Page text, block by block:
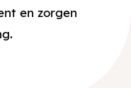
en zorgen